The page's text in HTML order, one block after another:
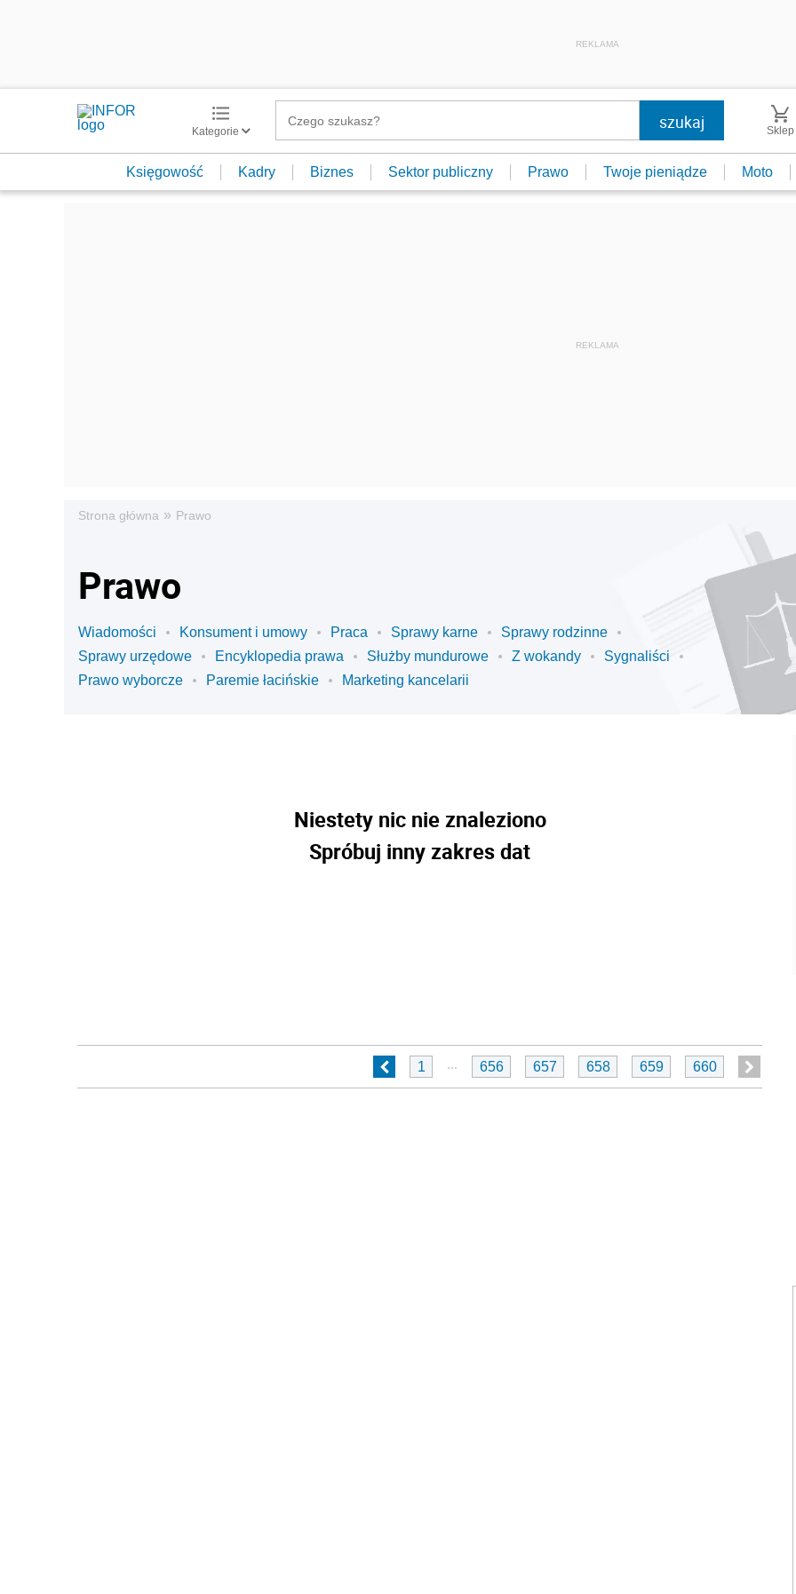
REKLAMA
Kategorie Sklep
Księgowość Kadry Biznes Sektor publiczny Prawo Twoje pieniądze Moto
Strona główna » Prawo
Prawo
Wiadomości Konsument i umowy Praca Sprawy karne
Sprawy rodzinne
Sprawy urzędowe
Encyklopedia prawa Służby mundurowe Z wokandy
Sygnaliści
Prawo wyborcze
Paremie łacińskie Marketing kancelarii
Niestety nic nie znaleziono
Spróbuj inny zakres dat
1 ... 656 657 658 659 660